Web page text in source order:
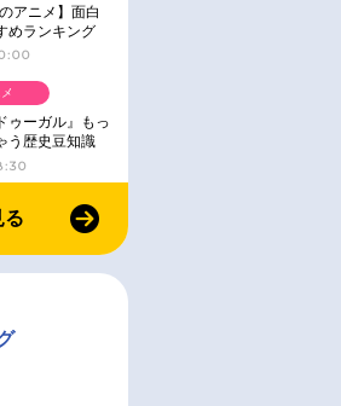
アニメ】面白
めランキング
ジャンル別人
ゥーガル』もっ
う歴史豆知識
る